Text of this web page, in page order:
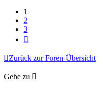
1
2
3
Zurück zur Foren-Übersicht
Gehe zu